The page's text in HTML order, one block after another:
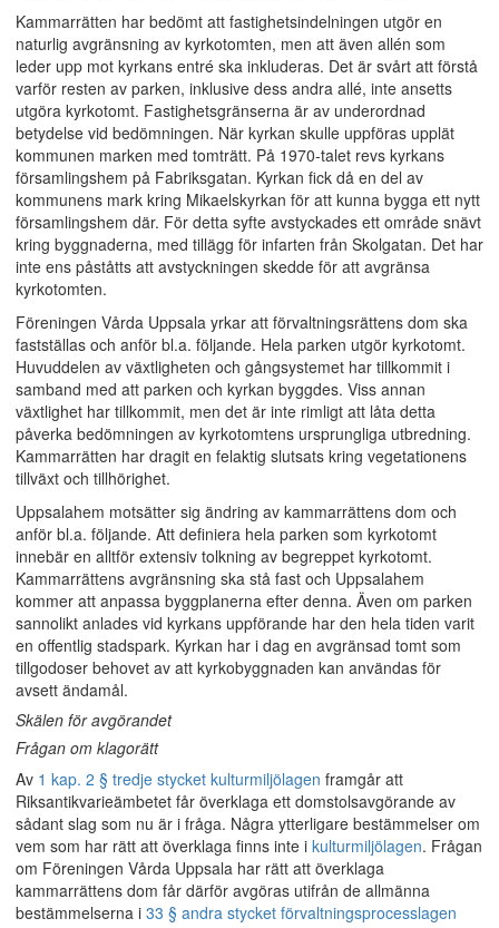
Kammarrätten har bedömt att fastighetsindelningen utgör en
naturlig avgränsning av kyrkotomten, men att även allén som
leder upp mot kyrkans entré ska inkluderas. Det är svårt att förstå
varför resten av parken, inklusive dess andra allé, inte ansetts
utgöra kyrkotomt. Fastighetsgränserna är av underordnad
betydelse vid bedömningen. När kyrkan skulle uppföras upplät
kommunen marken med tomträtt. På 1970-talet revs kyrkans
församlingshem på Fabriksgatan. Kyrkan fick då en del av
kommunens mark kring Mikaelskyrkan för att kunna bygga ett nytt
församlingshem där. För detta syfte avstyckades ett område snävt
kring byggnaderna, med tillägg för infarten från Skolgatan. Det har
inte ens påståtts att avstyckningen skedde för att avgränsa
kyrkotomten.
Föreningen Vårda Uppsala yrkar att förvaltningsrättens dom ska
fastställas och anför bl.a. följande. Hela parken utgör kyrkotomt.
Huvuddelen av växtligheten och gångsystemet har tillkommit i
samband med att parken och kyrkan byggdes. Viss annan
växtlighet har tillkommit, men det är inte rimligt att låta detta
påverka bedömningen av kyrkotomtens ursprungliga utbredning.
Kammarrätten har dragit en felaktig slutsats kring vegetationens
tillväxt och tillhörighet.
Uppsalahem motsätter sig ändring av kammarrättens dom och
anför bl.a. följande. Att definiera hela parken som kyrkotomt
innebär en alltför extensiv tolkning av begreppet kyrkotomt.
Kammarrättens avgränsning ska stå fast och Uppsalahem
kommer att anpassa byggplanerna efter denna. Även om parken
sannolikt anlades vid kyrkans uppförande har den hela tiden varit
en offentlig stadspark. Kyrkan har i dag en avgränsad tomt som
tillgodoser behovet av att kyrkobyggnaden kan användas för
avsett ändamål.
Skälen för avgörandet
Frågan om klagorätt
Av 1 kap. 2 § tredje stycket kulturmiljölagen framgår att
Riksantikvarieämbetet får överklaga ett domstolsavgörande av
sådant slag som nu är i fråga. Några ytterligare bestämmelser om
vem som har rätt att överklaga finns inte i kulturmiljölagen. Frågan
om Föreningen Vårda Uppsala har rätt att överklaga
kammarrättens dom får därför avgöras utifrån de allmänna
bestämmelserna i 33 § andra stycket förvaltningsprocesslagen